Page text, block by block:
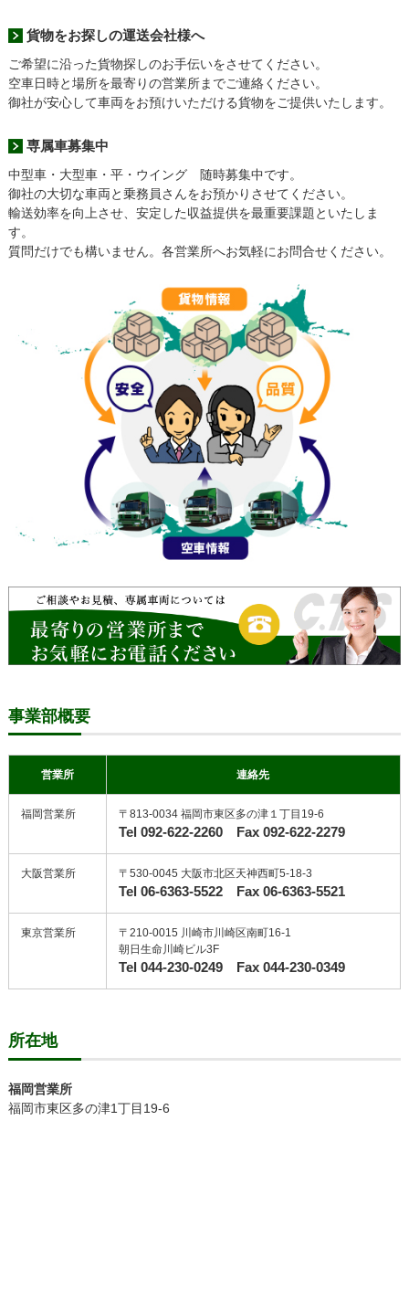
貨物をお探しの運送会社様へ
ご希望に沿った貨物探しのお手伝いをさせてください。
空車日時と場所を最寄りの営業所までご連絡ください。
御社が安心して車両をお預けいただける貨物をご提供いたします。
専属車募集中
中型車・大型車・平・ウイング 随時募集中です。
御社の大切な車両と乗務員さんをお預かりさせてください。
輸送効率を向上させ、安定した収益提供を最重要課題といたしま
す。
質問だけでも構いません。各営業所へお気軽にお問合せください。
事業部概要
営業所 連絡先
福岡営業所 〒813-0034 福岡市東区多の津１丁目19-6
Tel 092-622-2260 Fax 092-622-2279
大阪営業所 〒530-0045 大阪市北区天神西町5-18-3
Tel 06-6363-5522 Fax 06-6363-5521
東京営業所
〒210-0015 川崎市川崎区南町16-1
朝日生命川崎ビル3F
Tel 044-230-0249 Fax 044-230-0349
所在地
福岡営業所
福岡市東区多の津1丁目19-6